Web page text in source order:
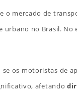
o mercado de
no Brasil. No
se os motoristas de
afetando